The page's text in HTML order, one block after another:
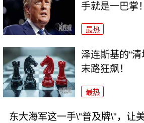
手就是一巴掌！
最热
泽连斯基的“
末路狂飙！
最热
东大海军这一手\"普及牌\"，让